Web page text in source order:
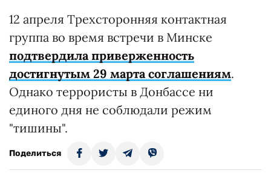
12 апреля Трехсторонняя контактная
группа во время встречи в Минске
подтвердила приверженность
достигнутым 29 марта соглашениям.
Однако террористы в Донбассе ни
единого дня не соблюдали режим
"тишины".
Поделиться